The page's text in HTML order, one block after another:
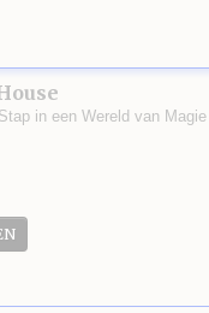
in een Wereld van